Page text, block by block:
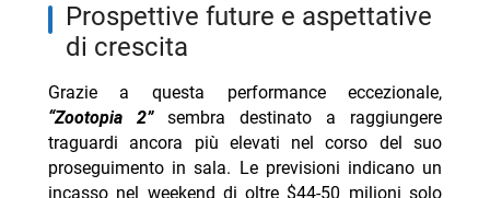
prospettive future e aspettative
di crescita
Grazie a questa performance eccezionale,
“Zootopia 2”sembra destinato a raggiungere
traguardi ancora più elevati nel corso del suo
proseguimento in sala. Le previsioni indicano un
incasso nel weekend di oltre $44-50 milioni solo